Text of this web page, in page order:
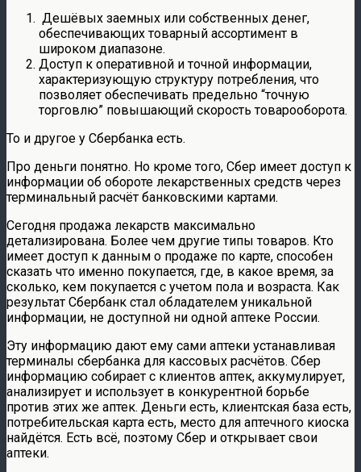
Дешёвых заемных или собственных денег,
обеспечивающих товарный ассортимент в
широком диапазоне.
Доступ к оперативной и точной информации,
характеризующую структуру потребления, что
позволяет обеспечивать предельно “точную
торговлю” повышающий скорость товарооборота.
То и другое у Сбербанка есть.
Про деньги понятно. Но кроме того, Сбер имеет доступ к
информации об обороте лекарственных средств через
терминальный расчёт банковскими картами.
Сегодня продажа лекарств максимально
детализирована. Более чем другие типы товаров. Кто
имеет доступ к данным о продаже по карте, способен
сказать что именно покупается, где, в какое время, за
сколько, кем покупается с учетом пола и возраста. Как
результат Сбербанк стал обладателем уникальной
информации, не доступной ни одной аптеке России.
Эту информацию дают ему сами аптеки устанавливая
терминалы сбербанка для кассовых расчётов. Сбер
информацию собирает с клиентов аптек, аккумулирует,
анализирует и использует в конкурентной борьбе
против этих же аптек. Деньги есть, клиентская база есть,
потребительская карта есть, место для аптечного киоска
найдётся. Есть всё, поэтому Сбер и открывает свои
аптеки.